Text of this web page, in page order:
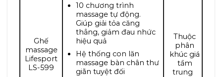
Ghế
massage
Lifesport
LS-599
10 chương trình
massage tự động.
Giúp giải tỏa căng
thẳng, giảm đau nhức
hiệu quả
Hệ thống con lăn
massage bàn chân thư
giãn tuyệt đối
Thuộc
phân
khúc giá
tầm
trung